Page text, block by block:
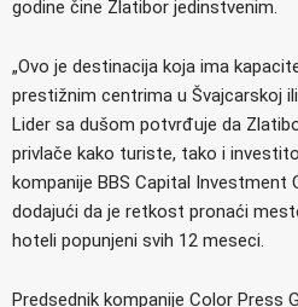
godine čine Zlatibor jedinstvenim.
„Ovo je destinacija koja ima
prestižnim centrima u Švajcarskoj
Lider sa dušom potvrđuje da
privlače kako turiste, tako i
kompanije BBS Capital Investment
dodajući da je retkost pronaći
hoteli popunjeni svih 12 meseci.
Predsednik kompanije Color Press